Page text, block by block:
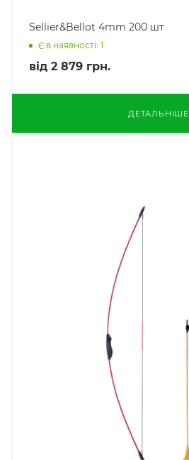
Sellier&Bellot 4mm 200 шт
Є в наявності: 1
від 2 879 грн.
ДЕТАЛЬНІШЕ